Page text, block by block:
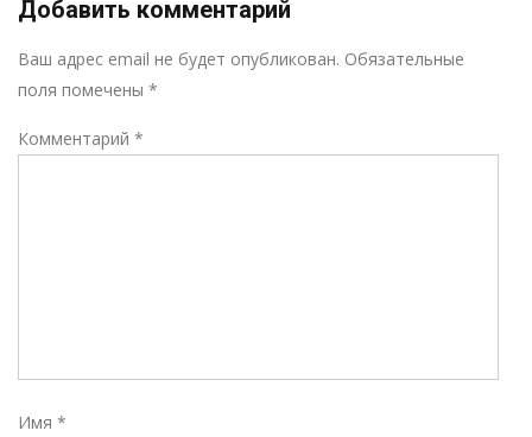
Добавить комментарий
Ваш адрес email не будет опубликован. Обязательные
поля помечены *
Комментарий *
Имя *